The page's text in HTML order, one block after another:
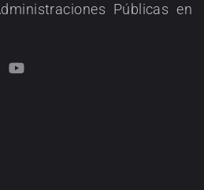
Públicas en